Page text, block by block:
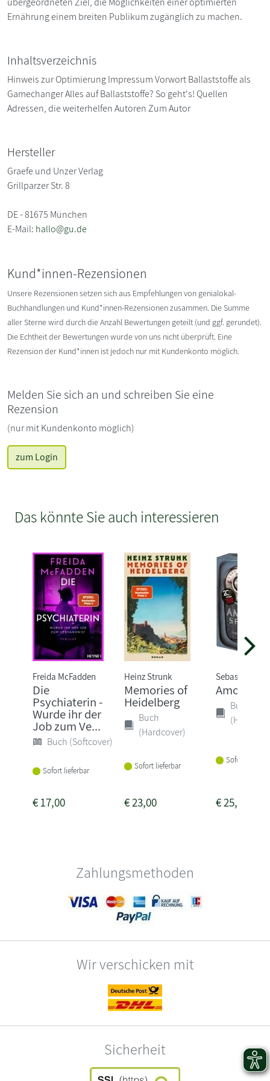
Ernährung einem breiten Publikum zugänglich zu machen.
Inhaltsverzeichnis
Hinweis zur Optimierung Impressum Vorwort Ballaststoffe als
Gamechanger Alles auf Ballaststoffe? So geht's! Quellen
Adressen, die weiterhelfen Autoren Zum Autor
Hersteller
Graefe und Unzer Verlag
Grillparzer Str. 8
DE - 81675 München
E-Mail: hallo@gu.de
Kund*innen-Rezensionen
Unsere Rezensionen setzen sich aus Empfehlungen von genialokal-
Buchhandlungen und Kund*innen-Rezensionen zusammen. Die Summe
aller Sterne wird durch die Anzahl Bewertungen geteilt (und ggf. gerundet).
Die Echtheit der Bewertungen wurde von uns nicht überprüft. Eine
Rezension der Kund*innen ist jedoch nur mit Kundenkonto möglich.
Melden Sie sich an und schreiben Sie eine
Rezension
(nur mit Kundenkonto möglich)
zum Login
Das könnte Sie auch interessieren
Freida McFadden
Die
Psychiaterin -
Wurde ihr der
Job zum Ve...
Buch (Softcover)
Sofort lieferbar
€17,00
Heinz Strunk
Memories of
Heidelberg
Buch
(Hardcover)
Sofort lieferbar
€23,00
Sebastian
Amokspiel
Buch
Sofort
€25,00
Zahlungsmethoden
Wir verschicken mit
Sicherheit